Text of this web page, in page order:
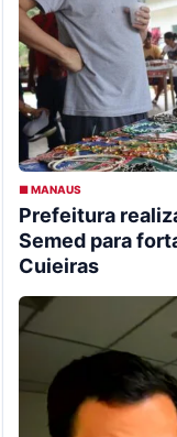
■ MANAUS
Prefeitura
Semed para
Cuieiras